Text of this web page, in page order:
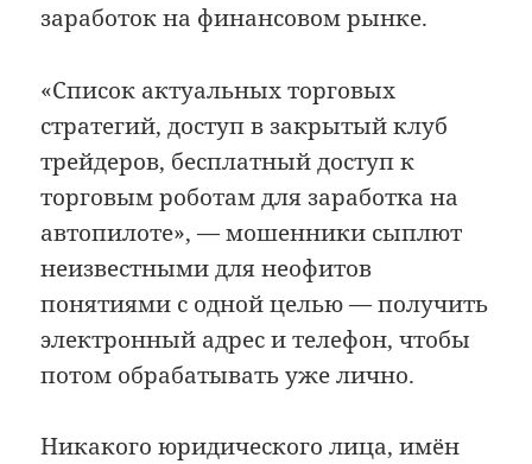
заработок на финансовом рынке.
«Список актуальных торговых
стратегий, доступ в закрытый клуб
трейдеров, бесплатный доступ к
торговым роботам для заработка на
автопилоте», — мошенники сыплют
неизвестными для неофитов
понятиями с одной целью — получить
электронный адрес и телефон, чтобы
потом обрабатывать уже лично.
Никакого юридического лица, имён